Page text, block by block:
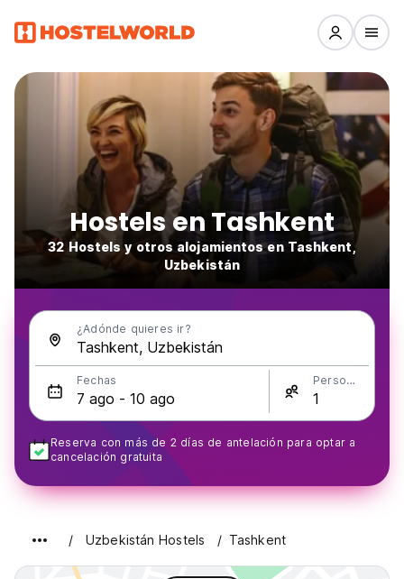
Hostels en Tashkent
32 Hostels y otros alojamientos en Tashkent,
Uzbekistán
¿Adónde quieres ir?
Fechas Personas
Reserva con más de 2 días de antelación para optar a
cancelación gratuita
Uzbekistán Hostels Tashkent